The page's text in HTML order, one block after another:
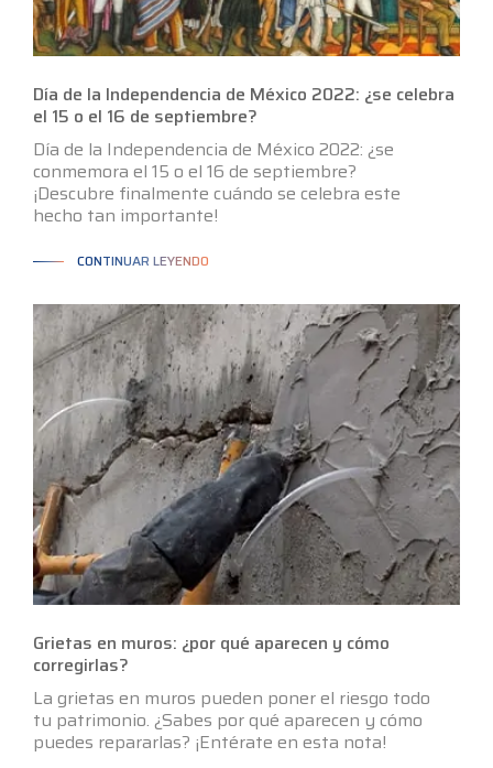
Día de la Independencia de México 2022: ¿se celebra
el 15 o el 16 de septiembre?
Día de la Independencia de México 2022: ¿se
conmemora el 15 o el 16 de septiembre?
¡Descubre finalmente cuándo se celebra este
hecho tan importante!
CONTINUAR LEYENDO
Grietas en muros: ¿por qué aparecen y cómo
corregirlas?
La grietas en muros pueden poner el riesgo todo
tu patrimonio. ¿Sabes por qué aparecen y cómo
puedes repararlas? ¡Entérate en esta nota!